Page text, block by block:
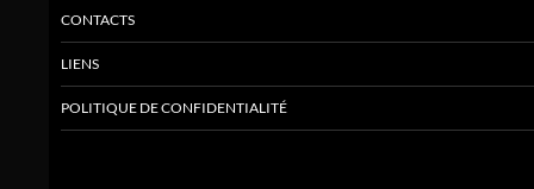
CONTACTS
LIENS
POLITIQUE DE CONFIDENTIALITÉ